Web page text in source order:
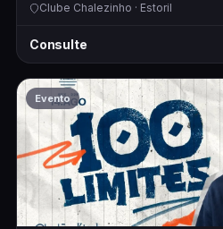
Clube Chalezinho · Estoril
Consulte
Evento